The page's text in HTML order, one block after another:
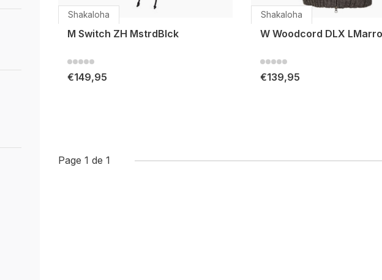
Shakaloha
M Switch ZH MstrdBlck
€149,95
Shakaloha
W Woodcord DLX
€139,95
Page 1 de 1